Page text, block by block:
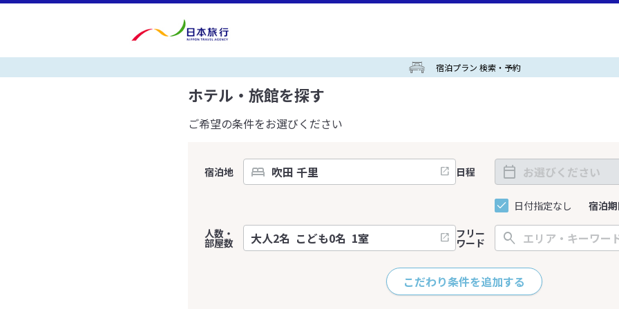
宿泊プラン 検索・予約
ホテル・旅館を探す
ご希望の条件をお選びください
宿泊地 日程
日付指定なし 宿泊
人数・
部屋数
フリー
ワード
こだわり条件を追加する